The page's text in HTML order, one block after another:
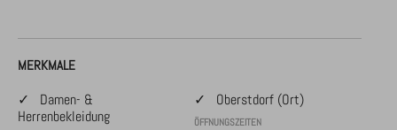
MERKMALE
✓ Damen- &
Herrenbekleidung
✓ Oberstdorf (Ort)
ÖFFNUNGSZEITEN